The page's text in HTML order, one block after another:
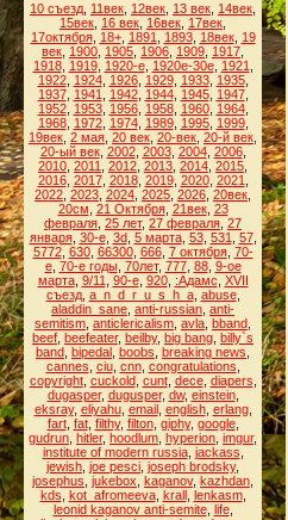
10 съезд 11век 12век 13 век 14век
15век 16 век 16век 17век
17октября, 18+, 1891 1893, 18век, 19
век 1900 1905 1906 1909 1917
1918, 1919, 1920-е, 1920е-30е, 1921
1922, 1924, 1926, 1929, 1933, 1935,
1937, 1941 1942, 1944, 1945, 1947,
1952, 1953, 1956, 1958, 1960, 1964,
1968, 1972, 1974, 1989, 1995, 1999,
19век 2 мая 20 век 20-век 20-й век
20-ый век, 2002, 2003, 2004, 2006,
2010 2011 2012 2013 2014 2015
2016, 2017, 2018, 2019, 2020, 2021
2022 2023 2024 2025 2026 20век
20см 21 Октября, 21век, 23
февраля 25 лет, 27 февраля 27
января, 30-е, 3d, 5 марта, 53, 531 57,
5772, 630, 66300, 666, 7 октября, 70-
е, 70-е годы, 70лет, 777, 88, 9-ое
марта, 9/11 90-е, 920, :Адамс XVII
съезд, a_n_d_r_u_s_h_a, abuse,
aladdin_sane anti-russian anti-
semitism anticlericalism avla bband
beef beefeater, beilby, big bang billy`s
band bipedal boobs breaking news
cannes ciu, cnn, congratulations
copyright, cuckold, cunt, dece, diapers
dugasper, dugusper, dw, einstein,
eksray, eliyahu, email, english, erlang,
fart, fat, filthy, filton, giphy, google,
gudrun hitler, hoodlum hyperion imgur,
institute of modern russia, jackass
jewish joe pesci joseph brodsky,
josephus jukebox kaganov, kazhdan
kds kot_afromeeva, krall, lenkasm,
leonid kaganov anti-semite, life,